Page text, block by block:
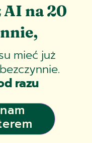
AI na 20
mieć już
razu